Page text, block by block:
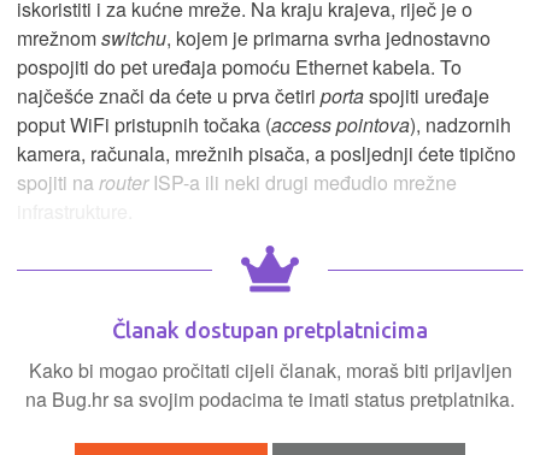
iskoristiti i za kućne mreže. Na kraju krajeva, riječ je o
mrežnomswitchu, kojem je primarna svrha jednostavno
pospojiti do pet uređaja pomoću Ethernet kabela. To
najčešće znači da ćete u prva četiri portaspojiti uređaje
poput WiFi pristupnih točaka (access pointova), nadzornih
kamera, računala, mrežnih pisača, a posljednji ćete tipično
spojiti narouterISP-a ili neki drugi međudio mrežne
Članak dostupan pretplatnicima
Kako bi mogao pročitati cijeli članak, moraš biti prijavljen
na Bug.hr sa svojim podacima te imati status pretplatnika.